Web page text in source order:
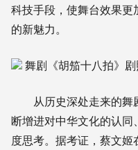
科技手段，使舞台效果
的新魅力。
舞剧《胡笳十八拍》
从历史深处走来的舞
断增进对中华文化的认
度思考。据考证，蔡文